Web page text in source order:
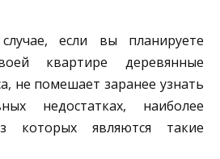
если вы планируете
квартире деревянные
не помешает заранее узнать
недостатках, наиболее
которых являются такие